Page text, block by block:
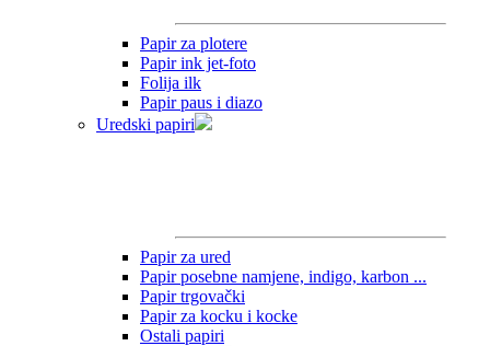
Papir za plotere
Papir ink jet-foto
Folija ilk
Papir paus i diazo
Uredski papiri
Papir za ured
Papir posebne namjene, indigo, karbon ...
Papir trgovački
Papir za kocku i kocke
Ostali papiri